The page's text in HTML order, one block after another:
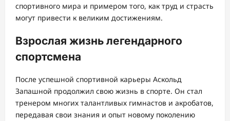
спортивного мира и примером того, как труд и страсть
могут привести к великим достижениям.
Взрослая жизнь легендарного
спортсмена
После успешной спортивной карьеры Аскольд
Запашной продолжил свою жизнь в спорте. Он стал
тренером многих талантливых гимнастов и акробатов,
передавая свои знания и опыт новому поколению